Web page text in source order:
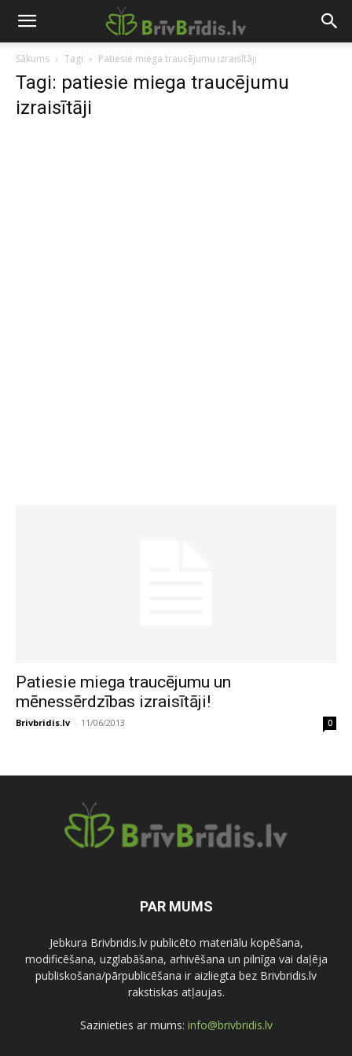
Sākums Tagi Patiesie miega traucējumu izraisītāji
Tagi: patiesie miega traucējumu
izraisītāji
Patiesie miega traucējumu un
mēnessērdzības izraisītāji!
Brivbridis.lv - 11/06/2013 0
PAR MUMS
Jebkura Brivbridis.lv publicēto materiālu kopēšana,
modificēšana, uzglabāšana, arhivēšana un pilnīga vai daļēja
publiskošana/pārpublicēšana ir aizliegta bez Brivbridis.lv
rakstiskas atļaujas.
Sazinieties ar mums: info@brivbridis.lv